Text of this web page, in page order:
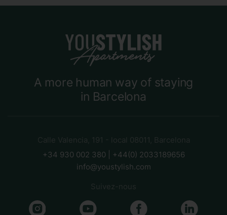
A more human way of staying
in Barcelona
Calle Valencia, 191 - local 08011, Barcelona
+34 930 002 380 | +44(0) 2033189656
info@youstylish.com
Suivez-nous